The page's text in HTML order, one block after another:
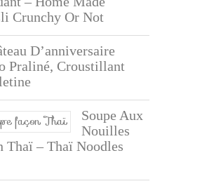
Crunchy Or Not
D’anniversaire
Praliné, Croustillant
Soupe Aux
Nouilles
Thaï – Thaï Noodles